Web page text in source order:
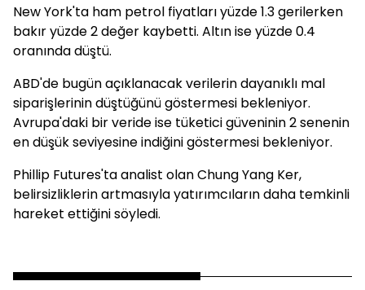
New York'ta ham petrol fiyatları yüzde 1.3 gerilerken
bakır yüzde 2 değer kaybetti. Altın ise yüzde 0.4
oranında düştü.
ABD'de bugün açıklanacak verilerin dayanıklı mal
siparişlerinin düştüğünü göstermesi bekleniyor.
Avrupa'daki bir veride ise tüketici güveninin 2 senenin
en düşük seviyesine indiğini göstermesi bekleniyor.
Phillip Futures'ta analist olan Chung Yang Ker,
belirsizliklerin artmasıyla yatırımcıların daha temkinli
hareket ettiğini söyledi.